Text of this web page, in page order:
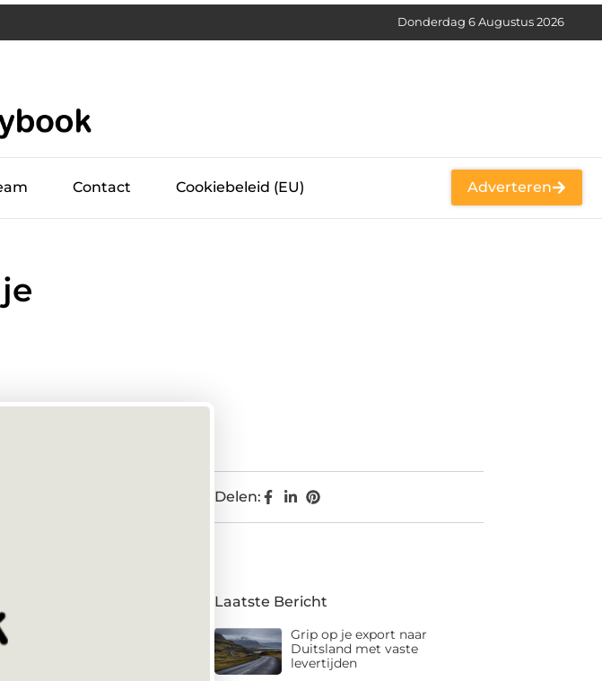
Donderdag 6 Augustus 2026
Contact Cookiebeleid (EU) Adverteren
Delen:
Laatste Bericht
Grip op je export naar
Duitsland met vaste
levertijden